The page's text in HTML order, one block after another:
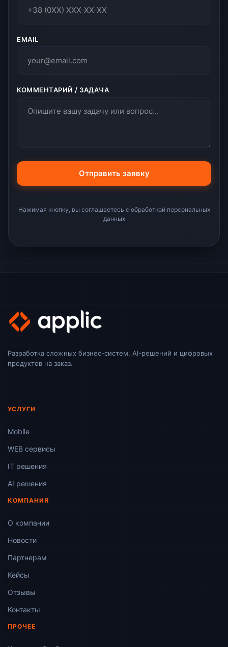
EMAIL
КОММЕНТАРИЙ / ЗАДАЧА
Нажимая кнопку, вы соглашаетесь с обработкой персональных
данных
Разработка сложных бизнес-систем, AI-решений и цифровых
продуктов на заказ.
УСЛУГИ
Mobile
WEB сервисы
ІТ решения
AI решения
КОМПАНИЯ
О компании
Новости
Партнерам
Кейсы
Отзывы
Контакты
ПРОЧЕЕ